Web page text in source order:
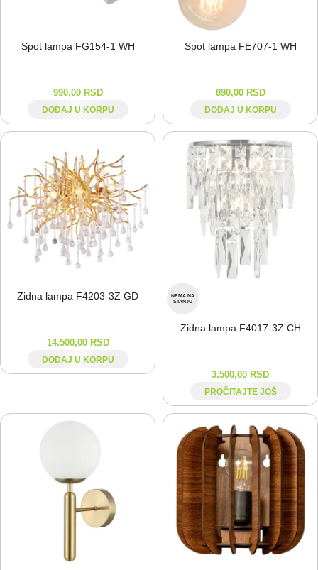
Spot lampa FG154-⁠1 WH
990,00 RSD
DODAJ U KORPU
Spot lampa FE707-⁠1 WH
890,00 RSD
DODAJ U KORPU
Zidna lampa F4203-⁠3Z GD
14.500,00 RSD
DODAJ U KORPU
NEMA NA
STANJU
Zidna lampa F4017-⁠3Z CH
3.500,00 RSD
PROČITAJTE JOŠ